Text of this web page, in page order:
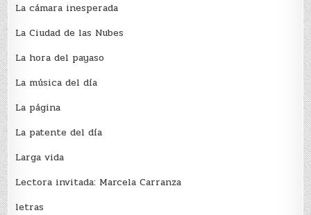
La cámara inesperada
La Ciudad de las Nubes
La hora del payaso
La música del día
La página
La patente del día
Larga vida
Lectora invitada: Marcela Carranza
letras